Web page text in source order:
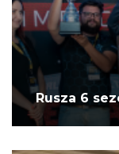
Rusza 6